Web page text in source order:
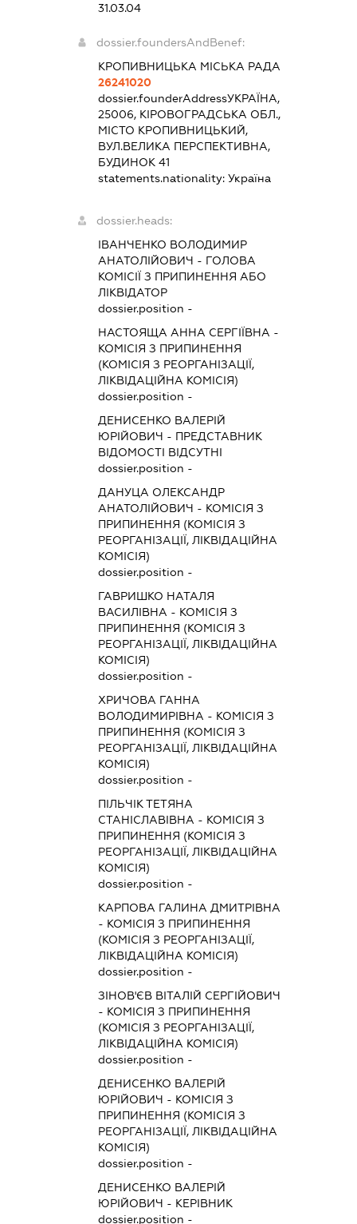
31.03.04
dossier.foundersAndBenef:
КРОПИВНИЦЬКА МІСЬКА РАДА
26241020
dossier.founderAddressУКРАЇНА,
25006, КІРОВОГРАДСЬКА ОБЛ.,
МІСТО КРОПИВНИЦЬКИЙ,
ВУЛ.ВЕЛИКА ПЕРСПЕКТИВНА,
БУДИНОК 41
statements.nationality: Україна
dossier.heads:
ІВАНЧЕНКО ВОЛОДИМИР
АНАТОЛІЙОВИЧ - ГОЛОВА
КОМІСІЇ З ПРИПИНЕННЯ АБО
ЛІКВІДАТОР
dossier.position -
НАСТОЯЩА АННА СЕРГІЇВНА -
КОМІСІЯ З ПРИПИНЕННЯ
(КОМІСІЯ З РЕОРГАНІЗАЦІЇ,
ЛІКВІДАЦІЙНА КОМІСІЯ)
dossier.position -
ДЕНИСЕНКО ВАЛЕРІЙ
ЮРІЙОВИЧ - ПРЕДСТАВНИК
ВІДОМОСТІ ВІДСУТНІ
dossier.position -
ДАНУЦА ОЛЕКСАНДР
АНАТОЛІЙОВИЧ - КОМІСІЯ З
ПРИПИНЕННЯ (КОМІСІЯ З
РЕОРГАНІЗАЦІЇ, ЛІКВІДАЦІЙНА
КОМІСІЯ)
dossier.position -
ГАВРИШКО НАТАЛЯ
ВАСИЛІВНА - КОМІСІЯ З
ПРИПИНЕННЯ (КОМІСІЯ З
РЕОРГАНІЗАЦІЇ, ЛІКВІДАЦІЙНА
КОМІСІЯ)
dossier.position -
ХРИЧОВА ГАННА
ВОЛОДИМИРІВНА - КОМІСІЯ З
ПРИПИНЕННЯ (КОМІСІЯ З
РЕОРГАНІЗАЦІЇ, ЛІКВІДАЦІЙНА
КОМІСІЯ)
dossier.position -
ПІЛЬЧІК ТЕТЯНА
СТАНІСЛАВІВНА - КОМІСІЯ З
ПРИПИНЕННЯ (КОМІСІЯ З
РЕОРГАНІЗАЦІЇ, ЛІКВІДАЦІЙНА
КОМІСІЯ)
dossier.position -
КАРПОВА ГАЛИНА ДМИТРІВНА
- КОМІСІЯ З ПРИПИНЕННЯ
(КОМІСІЯ З РЕОРГАНІЗАЦІЇ,
ЛІКВІДАЦІЙНА КОМІСІЯ)
dossier.position -
ЗІНОВ'ЄВ ВІТАЛІЙ СЕРГІЙОВИЧ
- КОМІСІЯ З ПРИПИНЕННЯ
(КОМІСІЯ З РЕОРГАНІЗАЦІЇ,
ЛІКВІДАЦІЙНА КОМІСІЯ)
dossier.position -
ДЕНИСЕНКО ВАЛЕРІЙ
ЮРІЙОВИЧ - КОМІСІЯ З
ПРИПИНЕННЯ (КОМІСІЯ З
РЕОРГАНІЗАЦІЇ, ЛІКВІДАЦІЙНА
КОМІСІЯ)
dossier.position -
ДЕНИСЕНКО ВАЛЕРІЙ
ЮРІЙОВИЧ - КЕРІВНИК
dossier.position -